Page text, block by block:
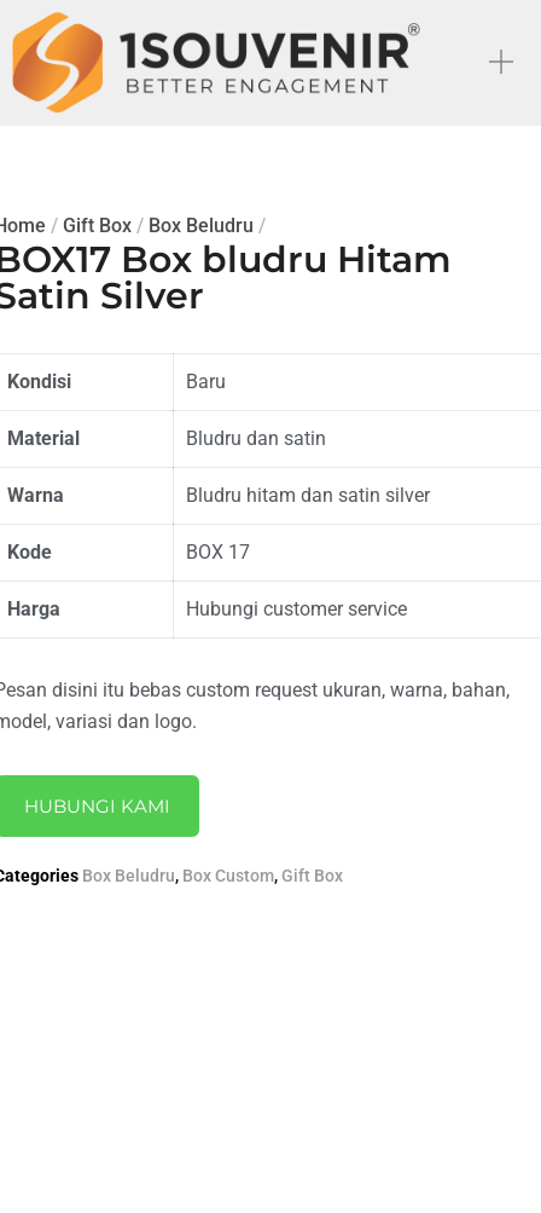
/ Gift Box / Box Beludru /
Box bludru Hitam
Silver
Kondisi Baru
Material Bludru dan satin
Warna Bludru hitam dan satin silver
Kode BOX 17
Harga Hubungi customer service
disini itu bebas custom request ukuran, warna, bahan,
variasi dan logo.
HUBUNGI KAMI
Box Beludru, Box Custom,Gift Box